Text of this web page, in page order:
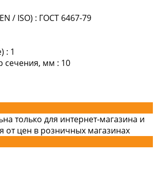
/ ISO) : ГОСТ 6467-79
: 1
сечения, мм : 10
только для интернет-магазина и
от цен в розничных магазинах